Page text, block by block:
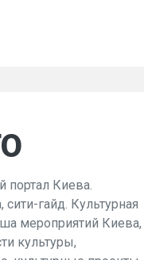
портал Киева.
гайд. Культурная
мероприятий Киева,
культуры,